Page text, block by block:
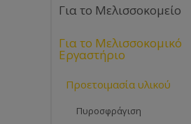
Για το Μελισσοκομείο
Για το Μελισσοκομικό
Εργαστήριο
Προετοιμασία υλικού
Πυροσφράγιση